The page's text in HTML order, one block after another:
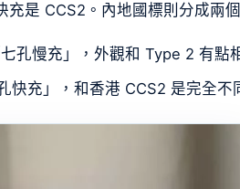
是 CCS2。內地國標則分成兩個
孔慢充」，外觀和 Type 2 有點
快充」，和香港 CCS2 是完全不